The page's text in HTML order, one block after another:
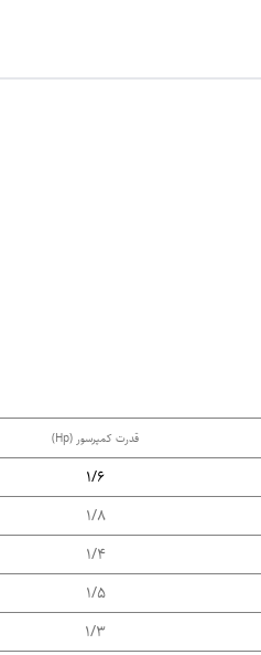
قدرت کمپرسور (Hp)
1/6
1/8
1/4
1/5
1/3